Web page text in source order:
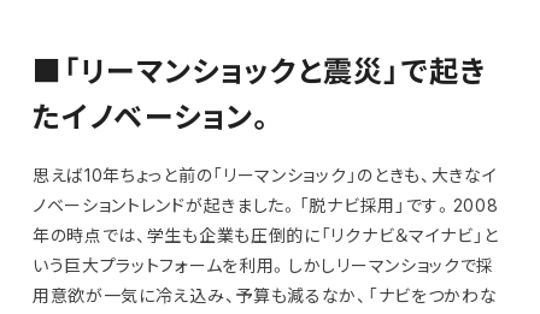
■「リーマンショックと震災」で起き
たイノベーション。
思えば10年ちょっと前の「リーマンショック」のときも、大きなイ
ノベーショントレンドが起きました。「脱ナビ採用」です。2008
年の時点では、学生も企業も圧倒的に「リクナビ＆マイナビ」と
いう巨大プラットフォームを利用。しかしリーマンショックで採
用意欲が一気に冷え込み、予算も減るなか、「ナビをつかわな